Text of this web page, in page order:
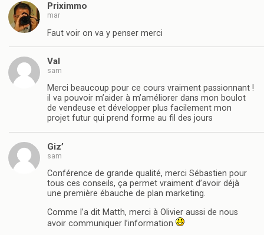
Priximmo
mar
Faut voir on va y penser merci
Val
sam
Merci beaucoup pour ce cours vraiment passionnant !
il va pouvoir m’aider à m’améliorer dans mon boulot
de vendeuse et développer plus facilement mon
projet futur qui prend forme au fil des jours
Giz’
sam
Conférence de grande qualité, merci Sébastien pour
tous ces conseils, ça permet vraiment d’avoir déjà
une première ébauche de plan marketing.
Comme l’a dit Matth, merci à Olivier aussi de nous
avoir communiquer l’information